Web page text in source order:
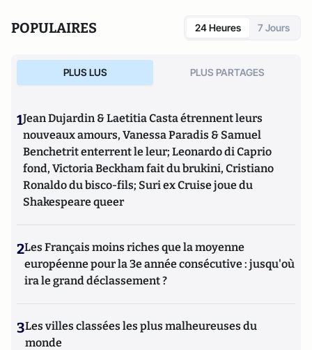
POPULAIRES 24 Heures 7 Jours
PLUS LUS PLUS PARTAGES
1Jean Dujardin & Laetitia Casta étrennent leurs
nouveaux amours, Vanessa Paradis & Samuel
Benchetrit enterrent le leur; Leonardo di Caprio
fond, Victoria Beckham fait du brukini, Cristiano
Ronaldo du bisco-fils; Suri ex Cruise joue du
Shakespeare queer
2Les Français moins riches que la moyenne
européenne pour la 3e année consécutive : jusqu'où
ira le grand déclassement ?
3Les villes classées les plus malheureuses du
monde